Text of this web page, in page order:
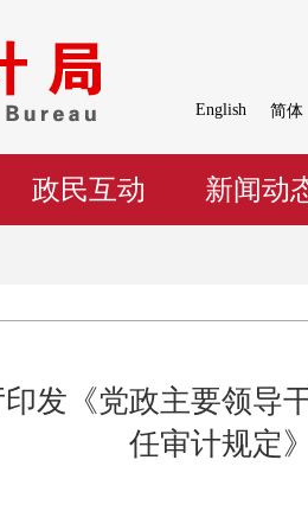
English 简体
政民互动 新闻动
发《党政主要领导
任审计规定》